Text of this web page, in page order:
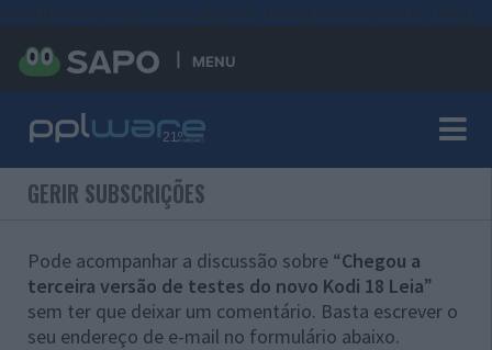
MENU
GERIR SUBSCRIÇÕES
Pode acompanhar a discussão sobre “Chegou a
terceira versão de testes do novo Kodi 18 Leia”
sem ter que deixar um comentário. Basta escrever o
seu endereço de e-mail no formulário abaixo.